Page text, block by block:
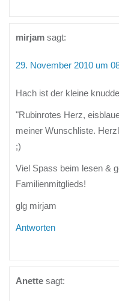
mirjam sagt:
29. November 2010 um
Hach ist der kleine
"Rubinrotes Herz,
meiner Wunschliste.
;)
Viel Spass beim lesen &
Familienmitglieds!
glg mirjam
Antworten
Anette sagt: